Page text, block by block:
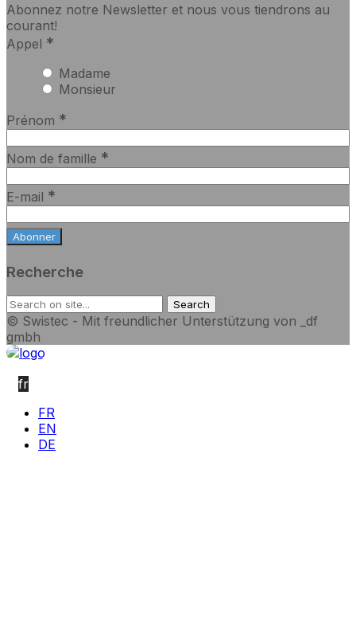
Abonnez notre Newsletter et nous vous tiendrons au
courant!
Appel *
Madame
Monsieur
Prénom *
Nom de famille *
E-mail *
Recherche
© Swistec - Mit freundlicher Unterstützung von _df
gmbh
fr
FR
EN
DE